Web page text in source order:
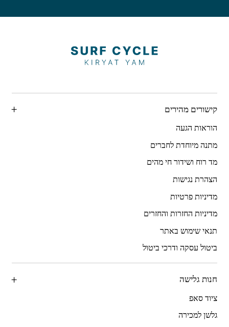
קישורים מהירים
הוראות הגעה
מתנה מיוחדת לחברים
מד רוח ושידור חי מהים
הצהרת נגישות
מדיניות פרטיות
מדיניות החזרות והחזרים
תנאי שימוש באתר
ביטול עסקה ודרכי ביטול
חנות גלישה
ציוד סאפ
גלשן למכירה